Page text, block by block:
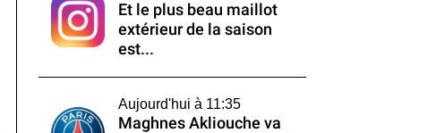
Et le plus beau maillot
extérieur de la saison
est...
Aujourd'hui à 11:35
Maghnes Akliouche va